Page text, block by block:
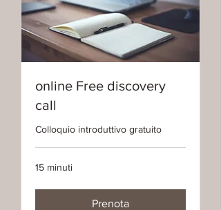
online Free discovery
call
Colloquio introduttivo gratuito
15 minuti
Prenota